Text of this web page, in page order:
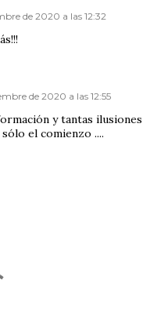
de 2020 a las 12:32
de 2020 a las 12:55
y tantas ilusiones
el comienzo ....